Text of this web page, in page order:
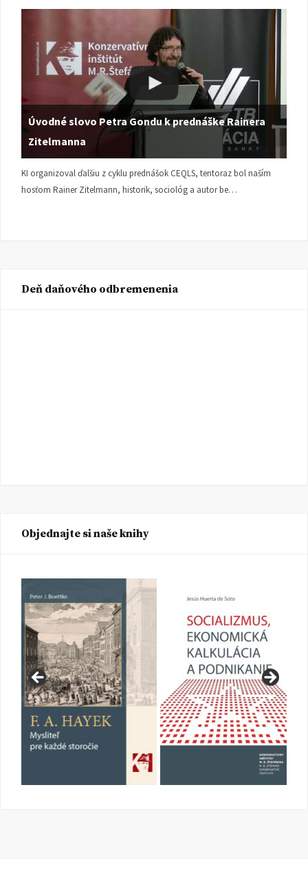
Úvodné slovo Petra Gondu k prednáške Rainera
Zitelmanna
KI organizoval ďalšiu z cyklu prednášok CEQLS, tentoraz bol naším
hosťom Rainer Zitelmann, historik, sociológ a autor be…
Deň daňového odbremenenia
Objednajte si naše knihy